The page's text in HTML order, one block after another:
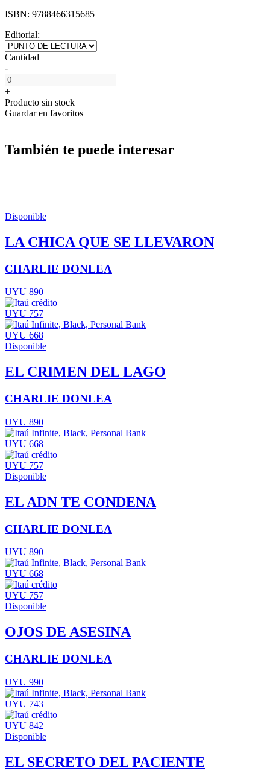
ISBN: 9788466315685
Editorial:
Cantidad
-
+
Producto sin stock
Guardar en favoritos
También te puede interesar
Disponible
LA CHICA QUE SE LLEVARON
CHARLIE DONLEA
UYU 890
UYU 757
UYU 668
Disponible
EL CRIMEN DEL LAGO
CHARLIE DONLEA
UYU 890
UYU 668
UYU 757
Disponible
EL ADN TE CONDENA
CHARLIE DONLEA
UYU 890
UYU 668
UYU 757
Disponible
OJOS DE ASESINA
CHARLIE DONLEA
UYU 990
UYU 743
UYU 842
Disponible
EL SECRETO DEL PACIENTE